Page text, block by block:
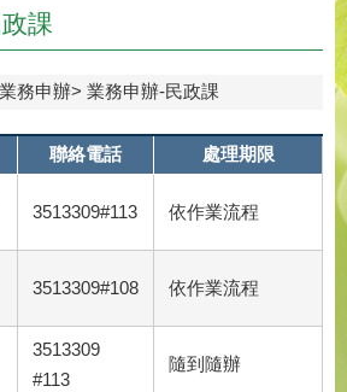
課
業務申辦 業務申辦-民政課
聯絡電話 處理期限
3513309#113 依作業流程
3513309#108 依作業流程
3513309
#113
隨到隨辦